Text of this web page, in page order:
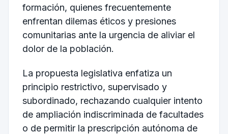
formación, quienes frecuentemente
enfrentan dilemas éticos y presiones
comunitarias ante la urgencia de aliviar el
dolor de la población.
La propuesta legislativa enfatiza un
principio restrictivo, supervisado y
subordinado, rechazando cualquier intento
de ampliación indiscriminada de facultades
o de permitir la prescripción autónoma de